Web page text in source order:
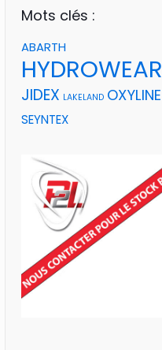
Mots clés :
ABARTH
HYDROWEAR
JIDEX LAKELAND OXYLINE
SEYNTEX